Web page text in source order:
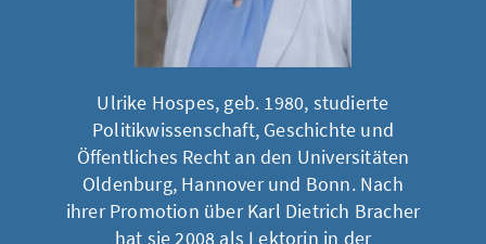
Ulrike Hospes, geb. 1980, studierte
Politikwissenschaft, Geschichte und
Öffentliches Recht an den Universitäten
Oldenburg, Hannover und Bonn. Nach
ihrer Promotion über Karl Dietrich Bracher
hat sie 2008 als Lektorin in der